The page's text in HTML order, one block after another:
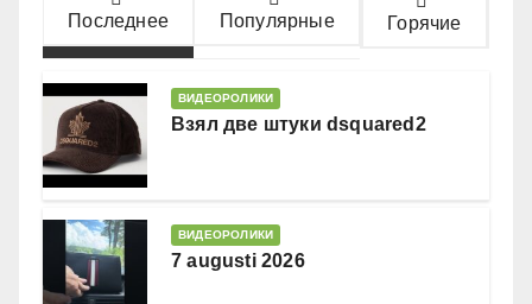
Последнее Популярные Горячие
ВИДЕОРОЛИКИ
Взял две штуки dsquared2
ВИДЕОРОЛИКИ
7 augusti 2026